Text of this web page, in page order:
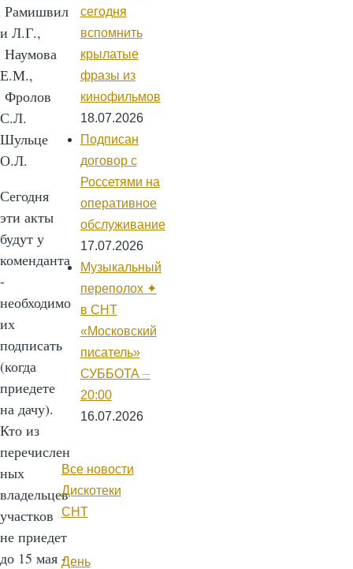
Рамишвил
и Л.Г.,
Наумова
Е.М.,
Фролов
С.Л.
Шульце
О.Л.
Сегодня
эти акты
будут у
коменданта
-
необходимо
их
подписать
(когда
приедете
на дачу).
Кто из
перечислен
ных
владельцев
участков
не приедет
до 15 мая -
сегодня
вспомнить
крылатые
фразы из
кинофильмов
18.07.2026
Подписан
договор с
Россетями на
оперативное
обслуживание
17.07.2026
Музыкальный
переполох ✦
в СНТ
«Московский
писатель»
СУББОТА ⏤
20:00
16.07.2026
Все новости
Дискотеки
СНТ
День